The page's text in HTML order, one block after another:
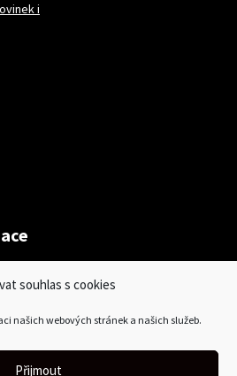
souhlas s cookies
našich webových stránek a našich služeb.
Přijmout
i